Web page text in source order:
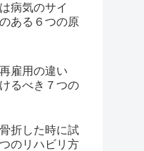
病気のサイ
ある６つの原
雇用の違い
るべき７つの
折した時に試
のリハビリ方